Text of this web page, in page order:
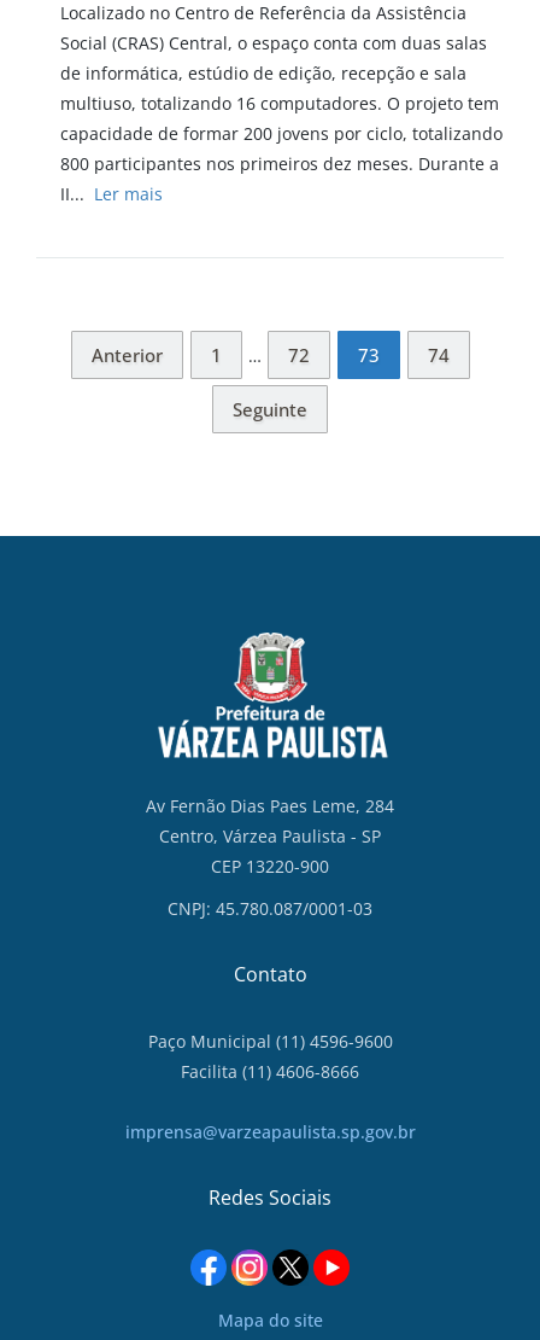
Localizado no Centro de Referência da Assistência
Social (CRAS) Central, o espaço conta com duas salas
de informática, estúdio de edição, recepção e sala
multiuso, totalizando 16 computadores. O projeto tem
capacidade de formar 200 jovens por ciclo, totalizando
800 participantes nos primeiros dez meses. Durante a
II... Ler mais
Anterior 1 … 72 73 74
Seguinte
Av Fernão Dias Paes Leme, 284
Centro, Várzea Paulista - SP
CEP 13220-900
CNPJ: 45.780.087/0001-03
Contato
Paço Municipal (11) 4596-9600
Facilita (11) 4606-8666
imprensa@varzeapaulista.sp.gov.br
Redes Sociais
Mapa do site